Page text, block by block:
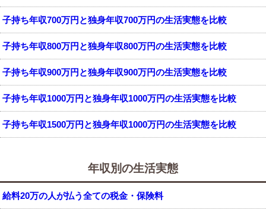
子持ち年収700万円と独身年収700万円の生活実態を比較
子持ち年収800万円と独身年収800万円の生活実態を比較
子持ち年収900万円と独身年収900万円の生活実態を比較
子持ち年収1000万円と独身年収1000万円の生活実態を比較
子持ち年収1500万円と独身年収1000万円の生活実態を比較
年収別の生活実態
給料20万の人が払う全ての税金・保険料